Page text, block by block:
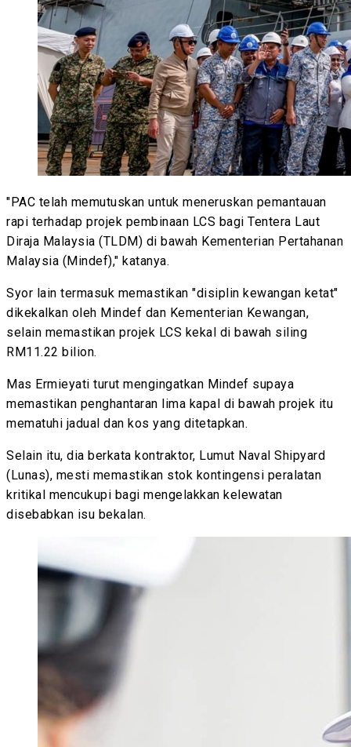
"PAC telah memutuskan untuk meneruskan pemantauan
rapi terhadap projek pembinaan LCS bagi Tentera Laut
Diraja Malaysia (TLDM) di bawah Kementerian Pertahanan
Malaysia (Mindef)," katanya.
Syor lain termasuk memastikan "disiplin kewangan ketat"
dikekalkan oleh Mindef dan Kementerian Kewangan,
selain memastikan projek LCS kekal di bawah siling
RM11.22 bilion.
Mas Ermieyati turut mengingatkan Mindef supaya
memastikan penghantaran lima kapal di bawah projek itu
mematuhi jadual dan kos yang ditetapkan.
Selain itu, dia berkata kontraktor, Lumut Naval Shipyard
(Lunas), mesti memastikan stok kontingensi peralatan
kritikal mencukupi bagi mengelakkan kelewatan
disebabkan isu bekalan.